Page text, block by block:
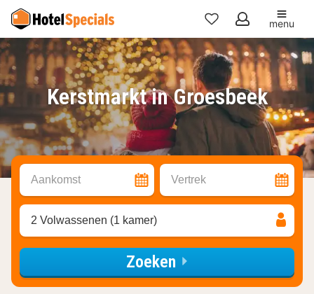
Mijn
favorieten
menu
Kerstmarkt in Groesbeek
Aankomst Vertrek
2 Volwassenen (1 kamer)
Zoeken